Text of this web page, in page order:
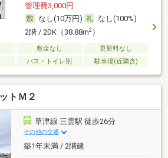
管理費3,000円
なし(10万円)
なし(100%)
2階 / 2DK（38.88m2）
敷金なし
更新料なし
バス・トイレ別 駐車場(近隣含)
トＭ２
草津線 三雲駅 徒歩26分
その他の交通
築1年未満 / 2階建